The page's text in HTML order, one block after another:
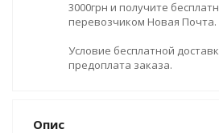
3000грн и получите
перевозчиком Новая Почта.
Условие бесплатной
предоплата заказа.
Опис